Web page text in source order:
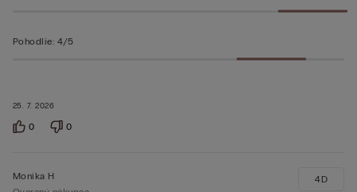
25. 7. 2026
Pohodlie: 4/5
0 0
Monika H
4D